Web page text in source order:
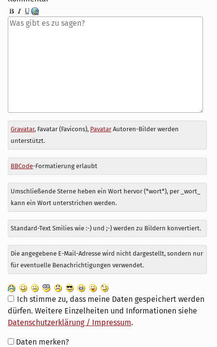
Antwort
zu
Gravatar, Favatar (Favicons), PavatarAutoren-Bilder werden
unterstützt.
BBCode-Formatierung erlaubt
Umschließende Sterne heben ein Wort hervor (*wort*), per _wort_
kann ein Wort unterstrichen werden.
Standard-Text Smilies wie :-) und ;-) werden zu Bildern konvertiert.
Die angegebene E-Mail-Adresse wird nicht dargestellt, sondern nur
für eventuelle Benachrichtigungen verwendet.
Ich stimme zu, dass meine Daten gespeichert werden
dürfen. Weitere Einzelheiten und Informationen siehe
Datenschutzerklärung / Impressum.
Formular-
Daten merken?